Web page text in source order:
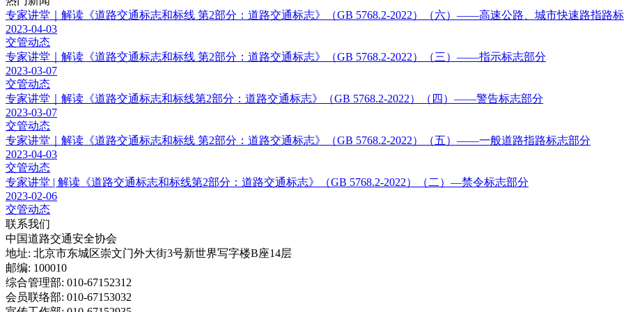
专家讲堂｜解读《道路交通标志和标线 第2部分：道路交通标志》（GB 5768.2-2022）（六）——高速公路、城市快速路指路
2023-04-03
交管动态
专家讲堂｜解读《道路交通标志和标线 第2部分：道路交通标志》（GB 5768.2-2022）（三）——指示标志部分
2023-03-07
交管动态
专家讲堂｜解读《道路交通标志和标线第2部分：道路交通标志》（GB 5768.2-2022）（四）——警告标志部分
2023-03-07
交管动态
专家讲堂｜解读《道路交通标志和标线 第2部分：道路交通标志》（GB 5768.2-2022）（五）——一般道路指路标志部分
2023-04-03
交管动态
专家讲堂 | 解读《道路交通标志和标线第2部分：道路交通标志》（GB 5768.2-2022）（二）—禁令标志部分
2023-02-06
交管动态
联系我们
中国道路交通安全协会
地址: 北京市东城区崇文门外大街3号新世界写字楼B座14层
邮编: 100010
综合管理部: 010-67152312
会员联络部: 010-67153032